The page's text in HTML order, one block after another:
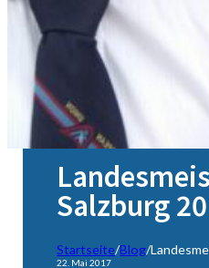
Salzburg
Startseite/Blog/
22. Mai 2017